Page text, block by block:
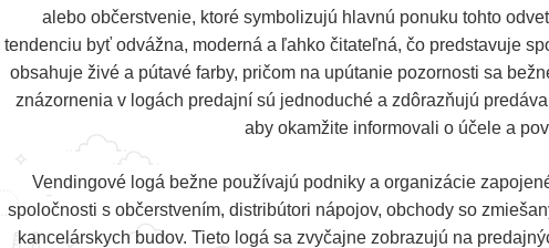
alebo občerstvenie, ktoré symbolizujú hlavnú ponuku tohto
tendenciu byť odvážna, moderná a ľahko čitateľná, čo predstavuje
obsahuje živé a pútavé farby, pričom na upútanie pozornosti sa
znázornenia v logách predajní sú jednoduché a zdôrazňujú
aby okamžite informovali o účele a
Vendingové logá bežne používajú podniky a organizácie
spoločnosti s občerstvením, distribútori nápojov, obchody so
kancelárskych budov. Tieto logá sa zvyčajne zobrazujú na